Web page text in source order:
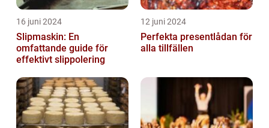
16 juni 2024
Slipmaskin: En
omfattande guide för
effektivt slippolering
12 juni 2024
Perfekta presentlådan för
alla tillfällen